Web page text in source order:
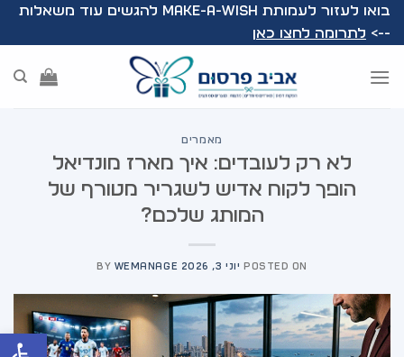
פתח
Skip
to
בואו לעזור לעמותת Make-A-Wish להגשים עוד משאלות
--> לתרומה לחצו כאן
מאמרים
לא רק לעובדים: איך מארז מונדיאל
הופך לקוח אדיש לשגריר מטורף של
המותג שלכם?
POSTED ON יוני 3, 2026 BY WEMANAGE